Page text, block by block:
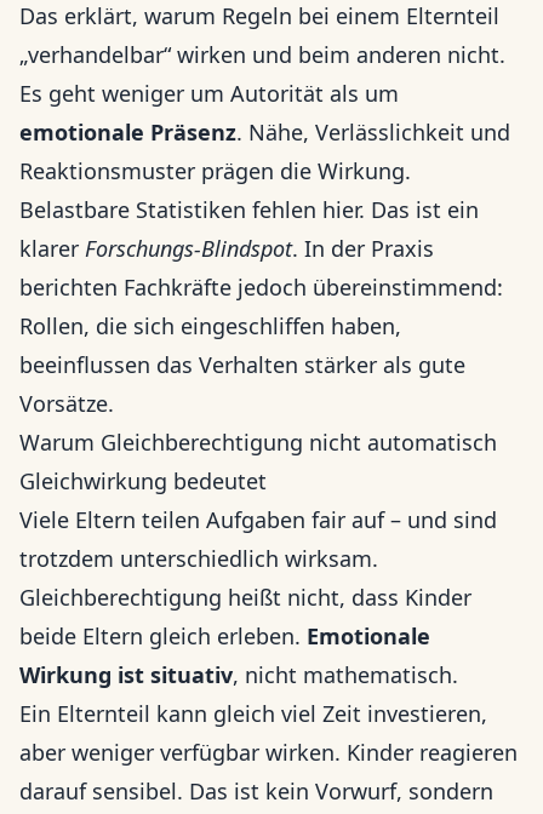
Das erklärt, warum Regeln bei einem Elternteil
„verhandelbar“ wirken und beim anderen nicht.
Es geht weniger um Autorität als um
emotionale Präsenz. Nähe, Verlässlichkeit und
Reaktionsmuster prägen die Wirkung.
Belastbare Statistiken fehlen hier. Das ist ein
klarer Forschungs‑Blindspot. In der Praxis
berichten Fachkräfte jedoch übereinstimmend:
Rollen, die sich eingeschliffen haben,
beeinflussen das Verhalten stärker als gute
Vorsätze.
Warum Gleichberechtigung nicht automatisch
Gleichwirkung bedeutet
Viele Eltern teilen Aufgaben fair auf – und sind
trotzdem unterschiedlich wirksam.
Gleichberechtigung heißt nicht, dass Kinder
beide Eltern gleich erleben. Emotionale
Wirkung ist situativ, nicht mathematisch.
Ein Elternteil kann gleich viel Zeit investieren,
aber weniger verfügbar wirken. Kinder reagieren
darauf sensibel. Das ist kein Vorwurf, sondern